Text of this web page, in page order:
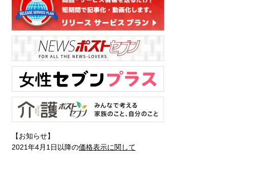
【お知らせ】
2021年4月1日以降の価格表示に関して